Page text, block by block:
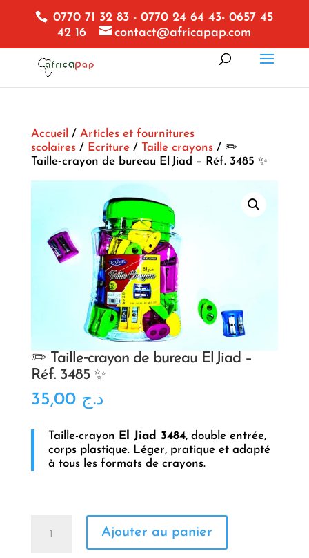
0770 71 32 83 - 0770 24 64 43- 0657 45
42 16
contact@africapap.com
Accueil / Articles et fournitures
scolaires/ Ecriture/ Taille crayons/ ✏️
Taille‑crayon de bureau El Jiad – Réf. 3485 ✨
✏️ Taille‑crayon de bureau El Jiad –
Réf. 3485 ✨
د.ج 35,00
Taille-crayon El Jiad 3484, double entrée,
corps plastique. Léger, pratique et adapté
à tous les formats de crayons.
Ajouter au panier